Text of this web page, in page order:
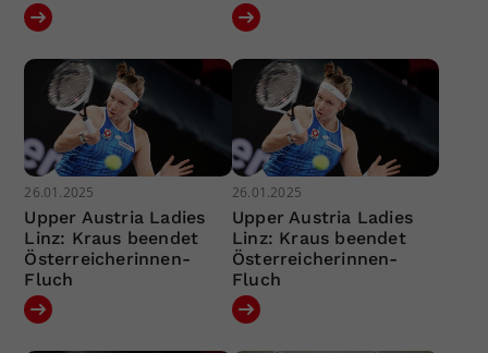
26.01.2025
Upper Austria Ladies
Linz: Kraus beendet
Österreicherinnen-
Fluch
26.01.2025
Upper Austria Ladies
Linz: Kraus beendet
Österreicherinnen-
Fluch